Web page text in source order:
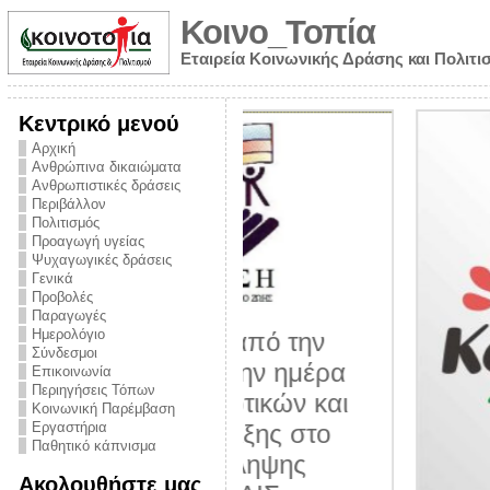
Κοινο_Τοπία
Εταιρεία Κοινωνικής Δράσης και
Κεντρικό μενού
Αρχική
Ανθρώπινα δικαιώματα
Ανθρωπιστικές δράσεις
Περιβάλλον
Πολιτισμός
Προαγωγή υγείας
Ψυχαγωγικές δράσεις
Γενικά
Προβολές
Παραγωγές
Ημερολόγιο
Σύνδεσμοι
Επικοινωνία
Περιηγήσεις Τόπων
Κοινωνική Παρέμβαση
Εργαστήρια
Παθητικό κάπνισμα
Ακολουθήστε μας
από την
την ημέρα
και
στο
Πρόληψης